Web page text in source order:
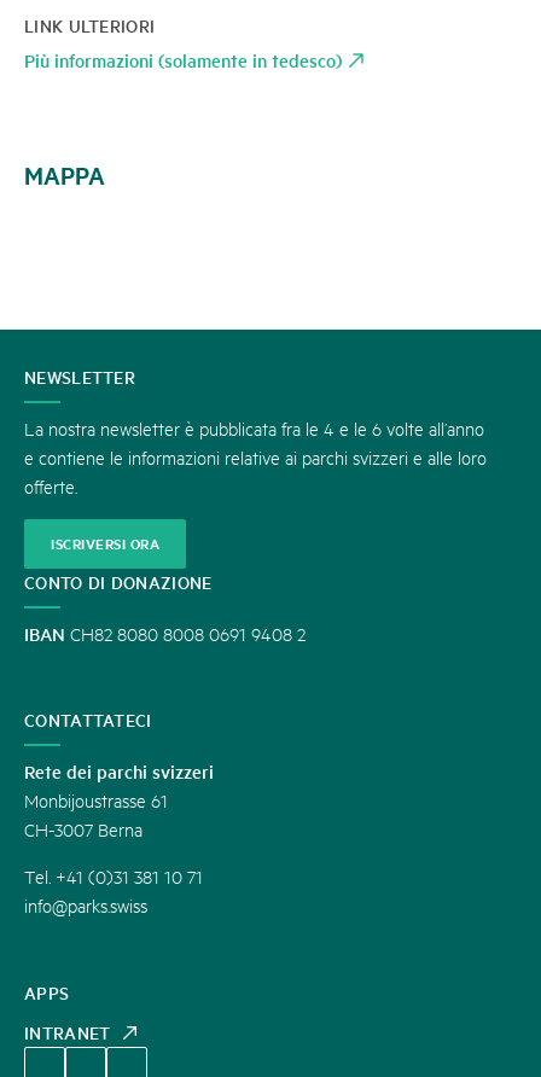
LINK ULTERIORI
Più informazioni (solamente in tedesco)
MAPPA
CONTATTATECI
APPS
INTRANET
NEWSLETTER
La nostra newsletter è pubblicata fra le 4 e le 6 volte all’anno
e contiene le informazioni relative ai parchi svizzeri e alle loro
offerte.
ISCRIVERSI ORA
CONTO DI DONAZIONE
IBAN CH82 8080 8008 0691 9408 2
CONTATTATECI
Rete dei parchi svizzeri
Monbijoustrasse 61
CH-3007 Berna
Tel. +41 (0)31 381 10 71
info@parks.swiss